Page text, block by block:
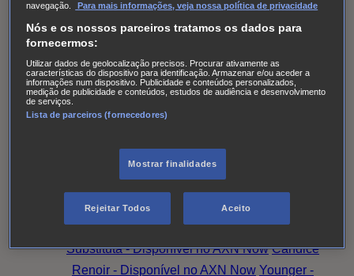
Pines The Good Karma Hospital Einstein O Paraíso
das SenhorasAlert: Unidade de Pessoas
Accused
Split T2 Os Larkins Hotel Portofino Superdotada -
Disponível no AXN Now Amazing Grace -
Disponível no AXN Now
Magpie Murders - Disponível no AXN Now
Verdade Family Law
Family Talks: Mais Família,
Mais Amor Magpie MurdersAmazing Grace
Substituta - Disponível no AXN Now Candice
Renoir - Disponível no AXN Now Younger -
navegação.
Para mais informações, veja nossa política de privacidade
Nós e os nossos parceiros tratamos os dados para
fornecermos:
Utilizar dados de geolocalização precisos. Procurar ativamente as
características do dispositivo para identificação. Armazenar e/ou aceder a
informações num dispositivo. Publicidade e conteúdos personalizados,
medição de publicidade e conteúdos, estudos de audiência e desenvolvimento
de serviços.
Lista de parceiros (fornecedores)
Mostrar finalidades
Rejeitar Todos Aceito